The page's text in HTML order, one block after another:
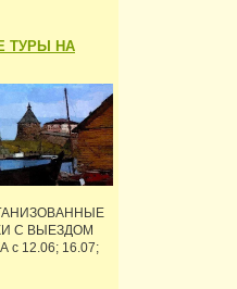
ТУРЫ НА
С ВЫЕЗДОМ
12.06; 16.07;